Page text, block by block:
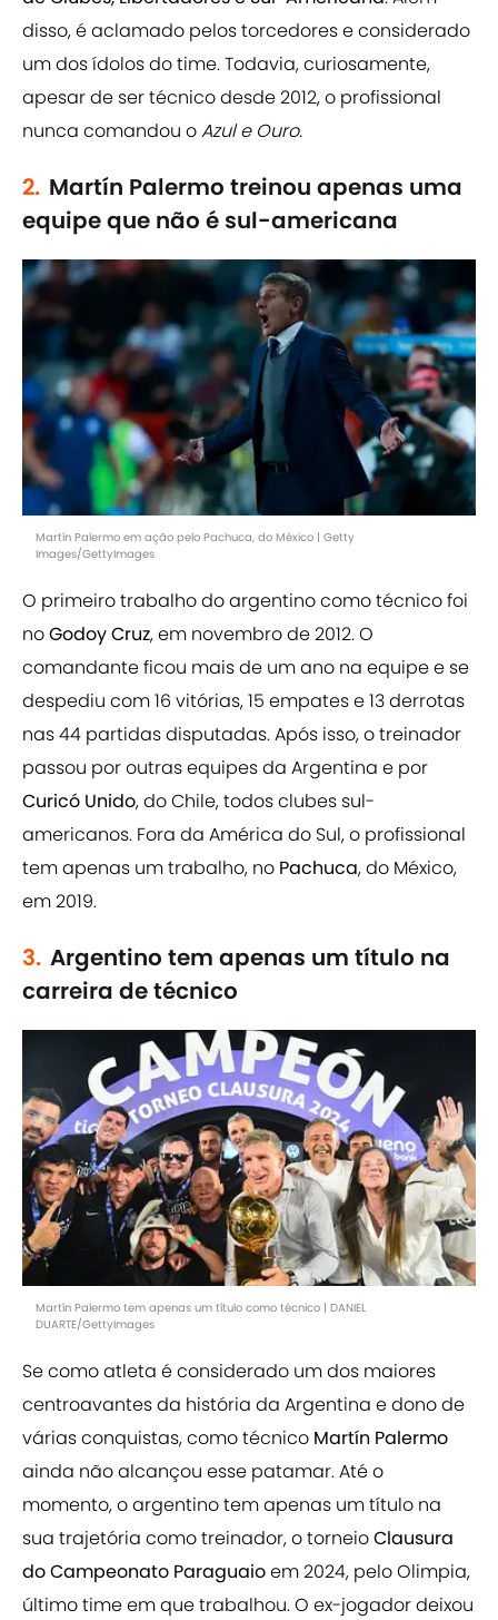
disso, é aclamado pelos torcedores e considerado
um dos ídolos do time. Todavia, curiosamente,
apesar de ser técnico desde 2012, o profissional
nunca comandou oAzul e Ouro.
2. Martín Palermo treinou apenas uma
equipe que não é sul-americana
Martín Palermo em ação pelo Pachuca, do México | Getty
Images/GettyImages
O primeiro trabalho do argentino como técnico foi
noGodoy Cruz, em novembro de 2012. O
comandante ficou mais de um ano na equipe e se
despediu com 16 vitórias, 15 empates e 13 derrotas
nas 44 partidas disputadas. Após isso, o treinador
passou por outras equipes da Argentina e por
Curicó Unido, do Chile, todos clubes sul-
americanos. Fora da América do Sul, o profissional
tem apenas um trabalho, no Pachuca, do México,
em 2019.
3. Argentino tem apenas um título na
carreira de técnico
Martín Palermo tem apenas um título como técnico | DANIEL
DUARTE/GettyImages
Se como atleta é considerado um dos maiores
centroavantes da história da Argentina e dono de
várias conquistas, como técnico Martín Palermo
ainda não alcançou esse patamar. Até o
momento, o argentino tem apenas um título na
sua trajetória como treinador, o torneioClausura
do Campeonato Paraguaioem 2024, pelo Olimpia,
último time em que trabalhou. O ex-jogador deixou